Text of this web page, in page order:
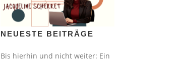
NEUESTE BEITRÄGE
Bis hierhin und nicht weiter: Ein